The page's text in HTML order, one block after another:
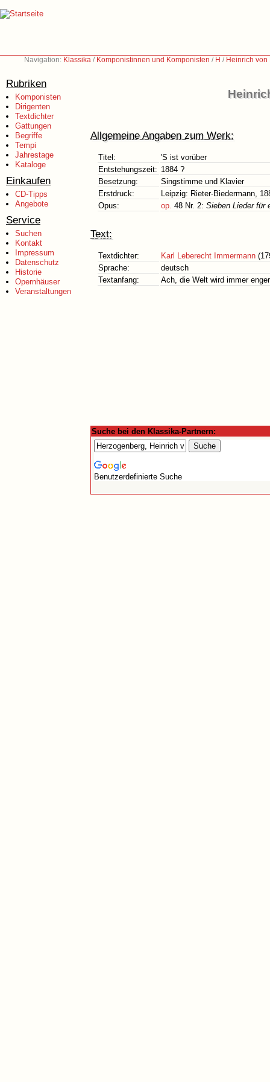
Navigation: Klassika / Komponistinnen und Komponisten / H / Heinrich
Rubriken
Komponisten
Dirigenten
Textdichter
Gattungen
Begriffe
Tempi
Jahrestage
Kataloge
Einkaufen
CD-Tipps
Angebote
Service
Suchen
Kontakt
Impressum
Datenschutz
Historie
Opernhäuser
Veranstaltungen
Allgemeine Angaben zum Werk:
Titel:
'S ist vorüber
Entstehungszeit: 1884 ?
Besetzung:
Singstimme und Klavier
Erstdruck:
Leipzig: Rieter-Biedermann,
Opus:
op. 48 Nr. 2: Sieben Lieder für
Text:
Textdichter: Karl Leberecht Immermann
Sprache:
deutsch
Textanfang:
Ach, die Welt wird immer enger
Suche bei den Klassika-Partnern:
Benutzerdefinierte Suche